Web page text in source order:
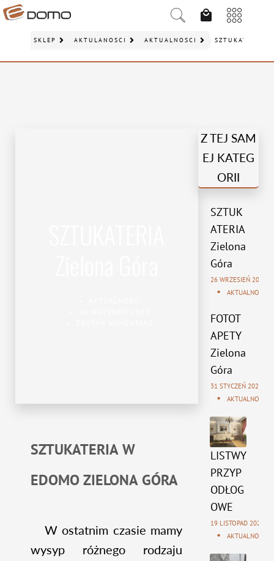
SKLEP AKTULANOŚCI AKTUALNOŚCI SZTUKATERIA
SZTUKATERIA W
EDOMO ZIELONA GÓRA
W ostatnim czasie mamy
wysyp różnego rodzaju
Z TEJ SAM
EJ KATEG
ORII
SZTUK
ATERIA
Zielona
Góra
26 WRZESIEŃ 2025
AKTUALNOŚCI
FOTOT
APETY
Zielona
Góra
31 STYCZEŃ 2025
AKTUALNOŚCI
LISTWY
PRZYP
ODŁOG
OWE
19 LISTOPAD 2024
AKTUALNOŚCI